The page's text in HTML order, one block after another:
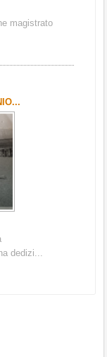
magistrato
dedizi...